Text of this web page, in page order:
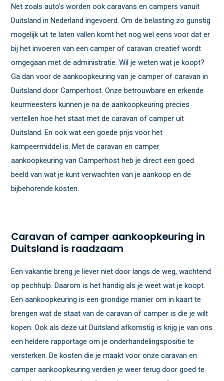
Net zoals auto’s worden ook caravans en campers vanuit
Duitsland in Nederland ingevoerd. Om de belasting zo gunstig
mogelijk uit te laten vallen komt het nog wel eens voor dat er
bij het invoeren van een camper of caravan creatief wordt
omgegaan met de administratie. Wil je weten wat je koopt?
Ga dan voor de aankoopkeuring van je camper of caravan in
Duitsland door Camperhost. Onze betrouwbare en erkende
keurmeesters kunnen je na de aankoopkeuring precies
vertellen hoe het staat met de caravan of camper uit
Duitsland. En ook wat een goede prijs voor het
kampeermiddel is. Met de caravan en camper
aankoopkeuring van Camperhost heb je direct een goed
beeld van wat je kunt verwachten van je aankoop en de
bijbehorende kosten.
Caravan of camper aankoopkeuring in
Duitsland is raadzaam
Een vakantie breng je liever niet door langs de weg, wachtend
op pechhulp. Daarom is het handig als je weet wat je koopt.
Een aankoopkeuring is een grondige manier om in kaart te
brengen wat de staat van de caravan of camper is die je wilt
kopen. Ook als deze uit Duitsland afkomstig is krijg je van ons
een heldere rapportage om je onderhandelingspositie te
versterken. De kosten die je maakt voor onze caravan en
camper aankoopkeuring verdien je weer terug door goed te